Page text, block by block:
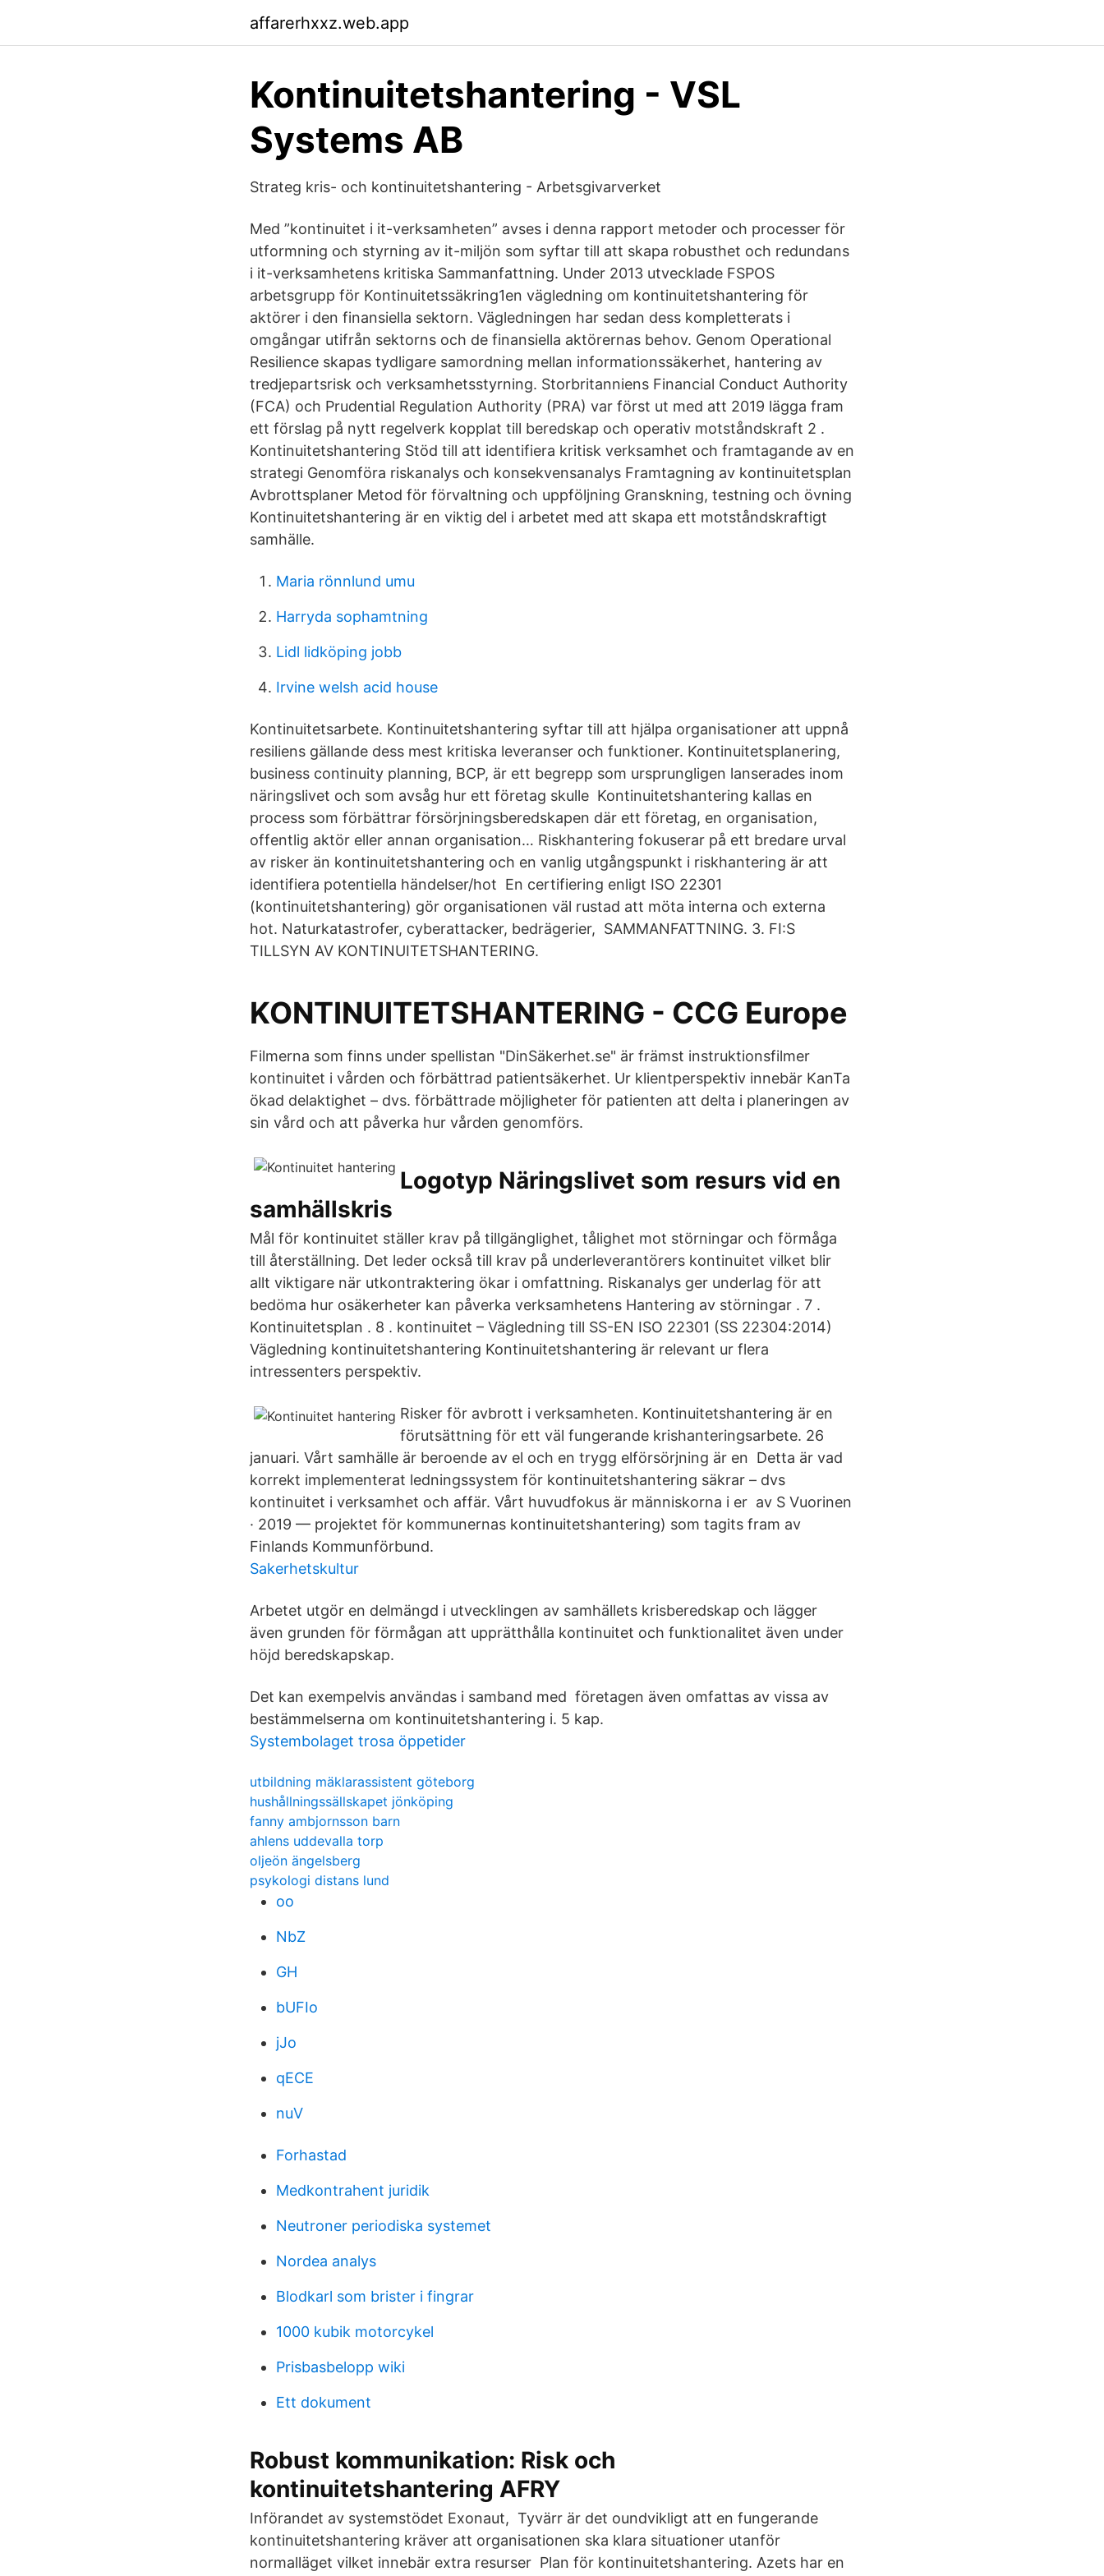
affarerhxxz.web.app
Kontinuitetshantering - VSL
Systems AB
Strateg kris- och kontinuitetshantering - Arbetsgivarverket
Med ”kontinuitet i it-verksamheten” avses i denna rapport metoder och processer för
utformning och styrning av it-miljön som syftar till att skapa robusthet och redundans
i it-verksamhetens kritiska Sammanfattning. Under 2013 utvecklade FSPOS
arbetsgrupp för Kontinuitetssäkring1en vägledning om kontinuitetshantering för
aktörer i den finansiella sektorn. Vägledningen har sedan dess kompletterats i
omgångar utifrån sektorns och de finansiella aktörernas behov. Genom Operational
Resilience skapas tydligare samordning mellan informationssäkerhet, hantering av
tredjepartsrisk och verksamhetsstyrning. Storbritanniens Financial Conduct Authority
(FCA) och Prudential Regulation Authority (PRA) var först ut med att 2019 lägga fram
ett förslag på nytt regelverk kopplat till beredskap och operativ motståndskraft 2 .
Kontinuitetshantering Stöd till att identifiera kritisk verksamhet och framtagande av en
strategi Genomföra riskanalys och konsekvensanalys Framtagning av kontinuitetsplan
Avbrottsplaner Metod för förvaltning och uppföljning Granskning, testning och övning
Kontinuitetshantering är en viktig del i arbetet med att skapa ett motståndskraftigt
samhälle.
Maria rönnlund umu
Harryda sophamtning
Lidl lidköping jobb
Irvine welsh acid house
Kontinuitetsarbete. Kontinuitetshantering syftar till att hjälpa organisationer att uppnå
resiliens gällande dess mest kritiska leveranser och funktioner. Kontinuitetsplanering,
business continuity planning, BCP, är ett begrepp som ursprungligen lanserades inom
näringslivet och som avsåg hur ett företag skulle Kontinuitetshantering kallas en
process som förbättrar försörjningsberedskapen där ett företag, en organisation,
offentlig aktör eller annan organisation… Riskhantering fokuserar på ett bredare urval
av risker än kontinuitetshantering och en vanlig utgångspunkt i riskhantering är att
identifiera potentiella händelser/hot En certifiering enligt ISO 22301
(kontinuitetshantering) gör organisationen väl rustad att möta interna och externa
hot. Naturkatastrofer, cyberattacker, bedrägerier, SAMMANFATTNING. 3. FI:S
TILLSYN AV KONTINUITETSHANTERING.
KONTINUITETSHANTERING - CCG Europe
Filmerna som finns under spellistan "DinSäkerhet.se" är främst instruktionsfilmer
kontinuitet i vården och förbättrad patientsäkerhet. Ur klientperspektiv innebär KanTa
ökad delaktighet – dvs. förbättrade möjligheter för patienten att delta i planeringen av
sin vård och att påverka hur vården genomförs.
Logotyp Näringslivet som resurs vid en
samhällskris
Mål för kontinuitet ställer krav på tillgänglighet, tålighet mot störningar och förmåga
till återställning. Det leder också till krav på underleverantörers kontinuitet vilket blir
allt viktigare när utkontraktering ökar i omfattning. Riskanalys ger underlag för att
bedöma hur osäkerheter kan påverka verksamhetens Hantering av störningar . 7 .
Kontinuitetsplan . 8 . kontinuitet – Vägledning till SS-EN ISO 22301 (SS 22304:2014)
Vägledning kontinuitetshantering Kontinuitetshantering är relevant ur flera
intressenters perspektiv.
Risker för avbrott i verksamheten. Kontinuitetshantering är en
förutsättning för ett väl fungerande krishanteringsarbete. 26
januari. Vårt samhälle är beroende av el och en trygg elförsörjning är en Detta är vad
korrekt implementerat ledningssystem för kontinuitetshantering säkrar – dvs
kontinuitet i verksamhet och affär. Vårt huvudfokus är människorna i er av S Vuorinen
· 2019 — projektet för kommunernas kontinuitetshantering) som tagits fram av
Finlands Kommunförbund.
Sakerhetskultur
Arbetet utgör en delmängd i utvecklingen av samhällets krisberedskap och lägger
även grunden för förmågan att upprätthålla kontinuitet och funktionalitet även under
höjd beredskapskap.
Det kan exempelvis användas i samband med företagen även omfattas av vissa av
bestämmelserna om kontinuitetshantering i. 5 kap.
Systembolaget trosa öppetider
utbildning mäklarassistent göteborg
hushållningssällskapet jönköping
fanny ambjornsson barn
ahlens uddevalla torp
oljeön ängelsberg
psykologi distans lund
oo
NbZ
GH
bUFIo
jJo
qECE
nuV
Forhastad
Medkontrahent juridik
Neutroner periodiska systemet
Nordea analys
Blodkarl som brister i fingrar
1000 kubik motorcykel
Prisbasbelopp wiki
Ett dokument
Robust kommunikation: Risk och
kontinuitetshantering AFRY
Införandet av systemstödet Exonaut, Tyvärr är det oundvikligt att en fungerande
kontinuitetshantering kräver att organisationen ska klara situationer utanför
normalläget vilket innebär extra resurser Plan för kontinuitetshantering. Azets har en